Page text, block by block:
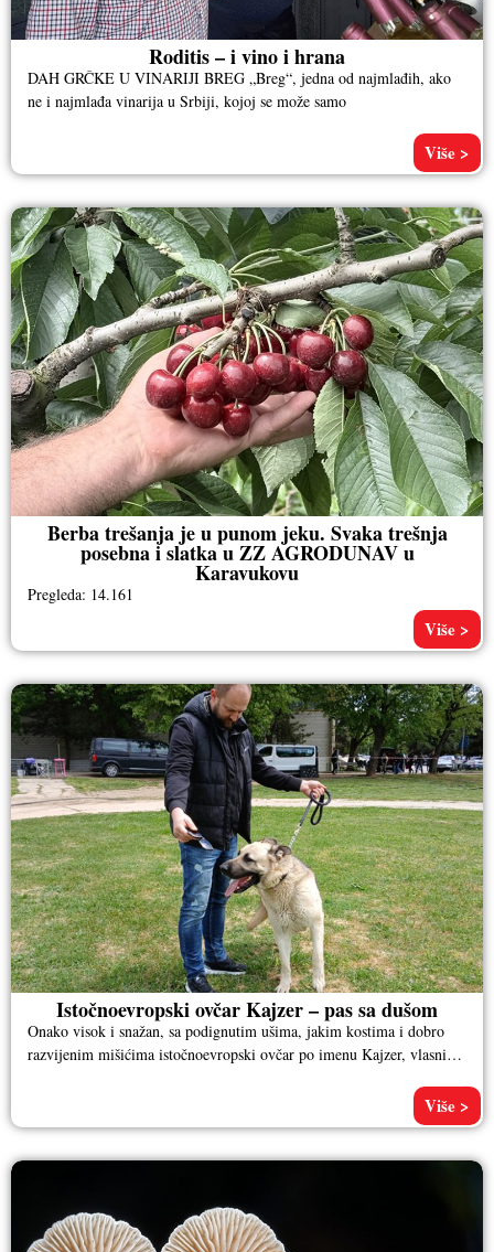
Roditis – i vino i hrana
DAH GRČKE U VINARIJI BREG „Breg“, jedna od najmlađih, ako
ne i najmlađa vinarija u Srbiji, kojoj se može samo
Više >
Berba trešanja je u punom jeku. Svaka trešnja
posebna i slatka u ZZ AGRODUNAV u
Karavukovu
Pregleda: 14.161
Više >
Istočnoevropski ovčar Kajzer – pas sa dušom
Onako visok i snažan, sa podignutim ušima, jakim kostima i dobro
razvijenim mišićima istočnoevropski ovčar po imenu Kajzer, vlasnika
Više >